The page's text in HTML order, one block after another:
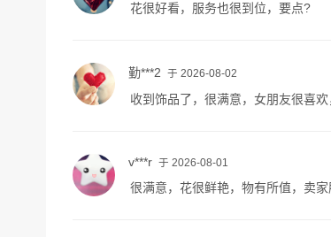
花很好看，服务也很到位，要点?
勤***2 于 2026-08-02
收到饰品了，很满意，女朋友很喜
v***r 于 2026-08-01
很满意，花很鲜艳，物有所值，卖